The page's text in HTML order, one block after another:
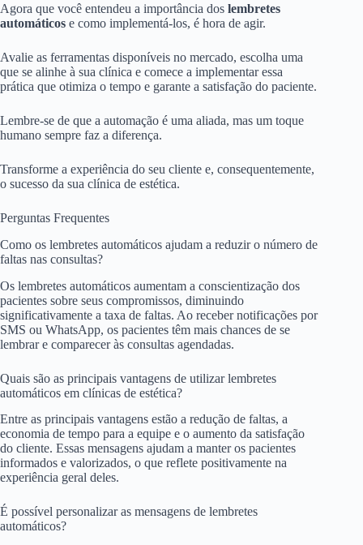
Agora que você entendeu a importância dos lembretes
automáticos e como implementá-los, é hora de agir.
Avalie as ferramentas disponíveis no mercado, escolha uma
que se alinhe à sua clínica e comece a implementar essa
prática que otimiza o tempo e garante a satisfação do paciente.
Lembre-se de que a automação é uma aliada, mas um toque
humano sempre faz a diferença.
Transforme a experiência do seu cliente e, consequentemente,
o sucesso da sua clínica de estética.
Perguntas Frequentes
Como os lembretes automáticos ajudam a reduzir o número de
faltas nas consultas?
Os lembretes automáticos aumentam a conscientização dos
pacientes sobre seus compromissos, diminuindo
significativamente a taxa de faltas. Ao receber notificações por
SMS ou WhatsApp, os pacientes têm mais chances de se
lembrar e comparecer às consultas agendadas.
Quais são as principais vantagens de utilizar lembretes
automáticos em clínicas de estética?
Entre as principais vantagens estão a redução de faltas, a
economia de tempo para a equipe e o aumento da satisfação
do cliente. Essas mensagens ajudam a manter os pacientes
informados e valorizados, o que reflete positivamente na
experiência geral deles.
É possível personalizar as mensagens de lembretes
automáticos?